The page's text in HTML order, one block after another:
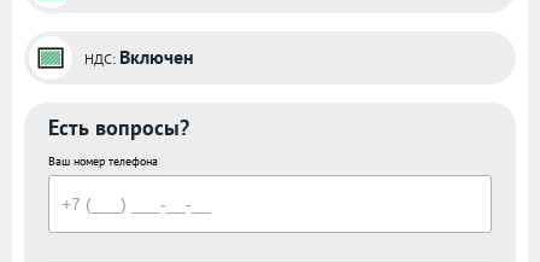
НДС: Включен
Есть вопросы?
Ваш номер телефона